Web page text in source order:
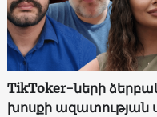
TikToker-ների
խոսքի ազատության